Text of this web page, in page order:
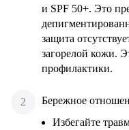
и SPF 50+. Это
защита
загорелой кожи.
профилактики.
Бережное
Избегайте